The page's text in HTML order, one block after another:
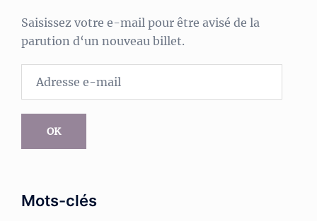
Saisissez votre e-mail pour être avisé de la
parution d‘un nouveau billet.
OK
Mots-clés